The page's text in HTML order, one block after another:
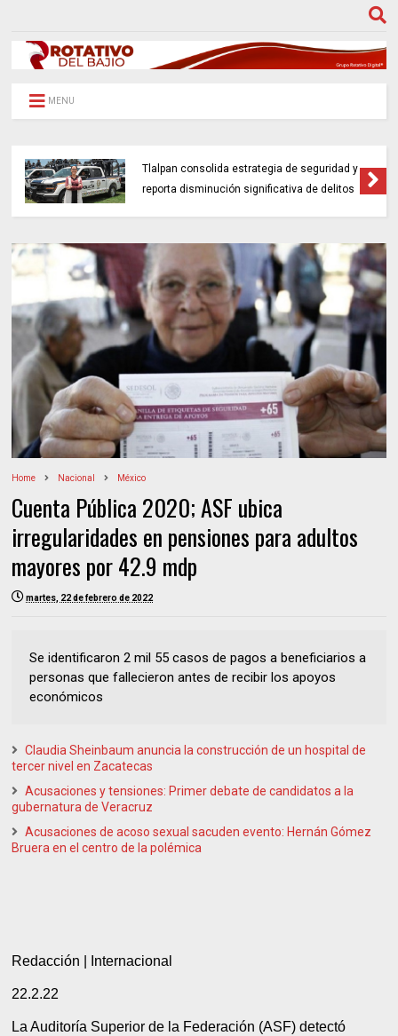
MENU
Tlalpan consolida estrategia de seguridad y
reporta disminución significativa de delitos
Home Nacional México
Cuenta Pública 2020; ASF ubica
irregularidades en pensiones para adultos
mayores por 42.9 mdp
martes, 22 de febrero de 2022
Se identificaron 2 mil 55 casos de pagos a beneficiarios a
personas que fallecieron antes de recibir los apoyos
económicos
Claudia Sheinbaum anuncia la construcción de un hospital de
tercer nivel en Zacatecas
Acusaciones y tensiones: Primer debate de candidatos a la
gubernatura de Veracruz
Acusaciones de acoso sexual sacuden evento: Hernán Gómez
Bruera en el centro de la polémica
Redacción | Internacional
22.2.22
La Auditoría Superior de la Federación (ASF) detectó